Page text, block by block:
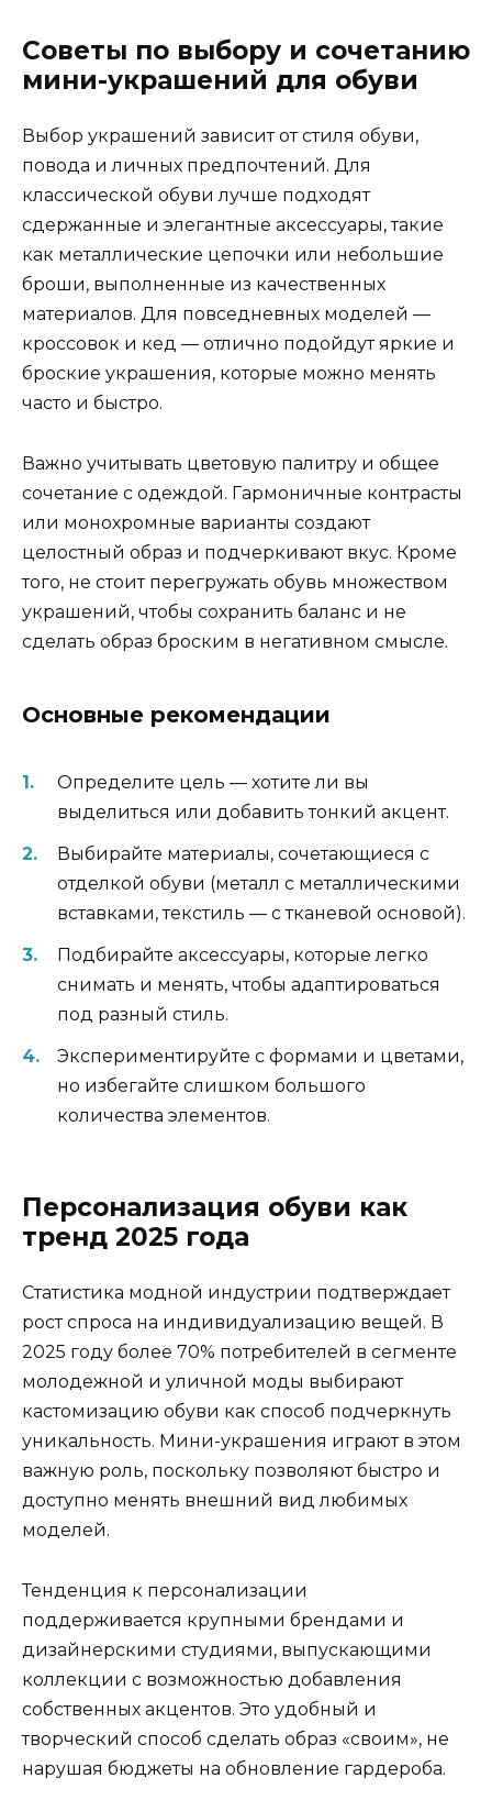
Советы по выбору и сочетанию
мини-украшений для обуви
Выбор украшений зависит от стиля обуви,
повода и личных предпочтений. Для
классической обуви лучше подходят
сдержанные и элегантные аксессуары, такие
как металлические цепочки или небольшие
броши, выполненные из качественных
материалов. Для повседневных моделей —
кроссовок и кед — отлично подойдут яркие и
броские украшения, которые можно менять
часто и быстро.
Важно учитывать цветовую палитру и общее
сочетание с одеждой. Гармоничные контрасты
или монохромные варианты создают
целостный образ и подчеркивают вкус. Кроме
того, не стоит перегружать обувь множеством
украшений, чтобы сохранить баланс и не
сделать образ броским в негативном смысле.
Основные рекомендации
Определите цель — хотите ли вы
выделиться или добавить тонкий акцент.
Выбирайте материалы, сочетающиеся с
отделкой обуви (металл с металлическими
вставками, текстиль — с тканевой основой).
Подбирайте аксессуары, которые легко
снимать и менять, чтобы адаптироваться
под разный стиль.
Экспериментируйте с формами и цветами,
но избегайте слишком большого
количества элементов.
Персонализация обуви как
тренд 2025 года
Статистика модной индустрии подтверждает
рост спроса на индивидуализацию вещей. В
2025 году более 70% потребителей в сегменте
молодежной и уличной моды выбирают
кастомизацию обуви как способ подчеркнуть
уникальность. Мини-украшения играют в этом
важную роль, поскольку позволяют быстро и
доступно менять внешний вид любимых
моделей.
Тенденция к персонализации
поддерживается крупными брендами и
дизайнерскими студиями, выпускающими
коллекции с возможностью добавления
собственных акцентов. Это удобный и
творческий способ сделать образ «своим», не
нарушая бюджеты на обновление гардероба.